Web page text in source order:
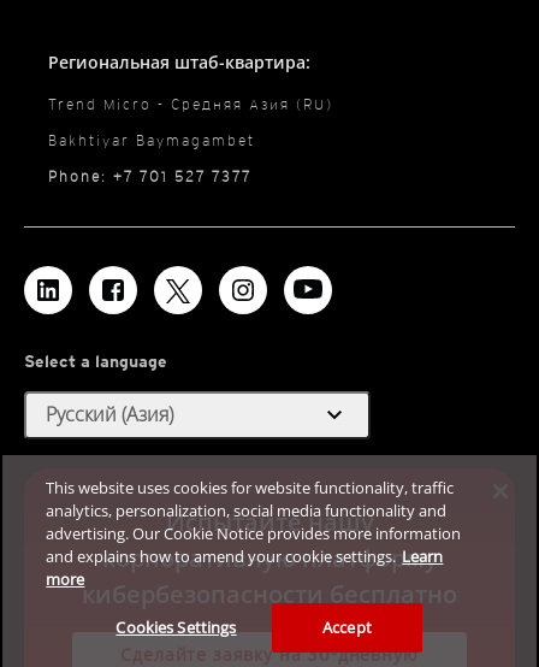
Региональная штаб-квартира:
Trend Micro - Средняя Азия (RU)
Bakhtiyar Baymagambet
Phone: +7 701 527 7377
Select a language
Русский (Азия) expand_more
Испытайте нашу
корпоративную платформу
кибербезопасности бесплатно
Сделайте заявку на 30-дневную
This website uses cookies for website functionality, traffic
analytics, personalization, social media functionality and
advertising. Our Cookie Notice provides more information
and explains how to amend your cookie settings. Learn
more
Cookies Settings Accept